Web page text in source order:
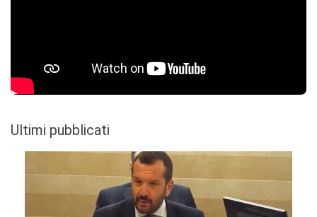
Ultimi pubblicati